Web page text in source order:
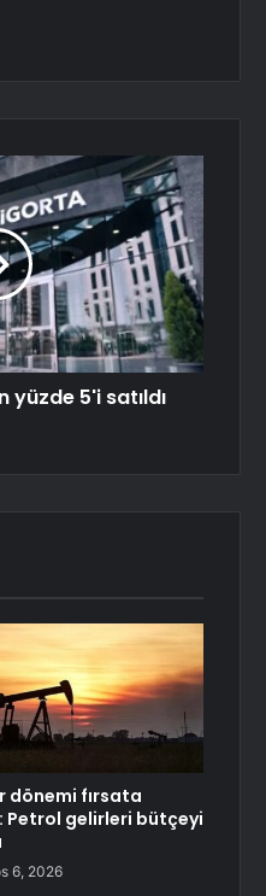
yüzde 5'i satıldı
dönemi fırsata
Petrol gelirleri bütçeyi
6, 2026